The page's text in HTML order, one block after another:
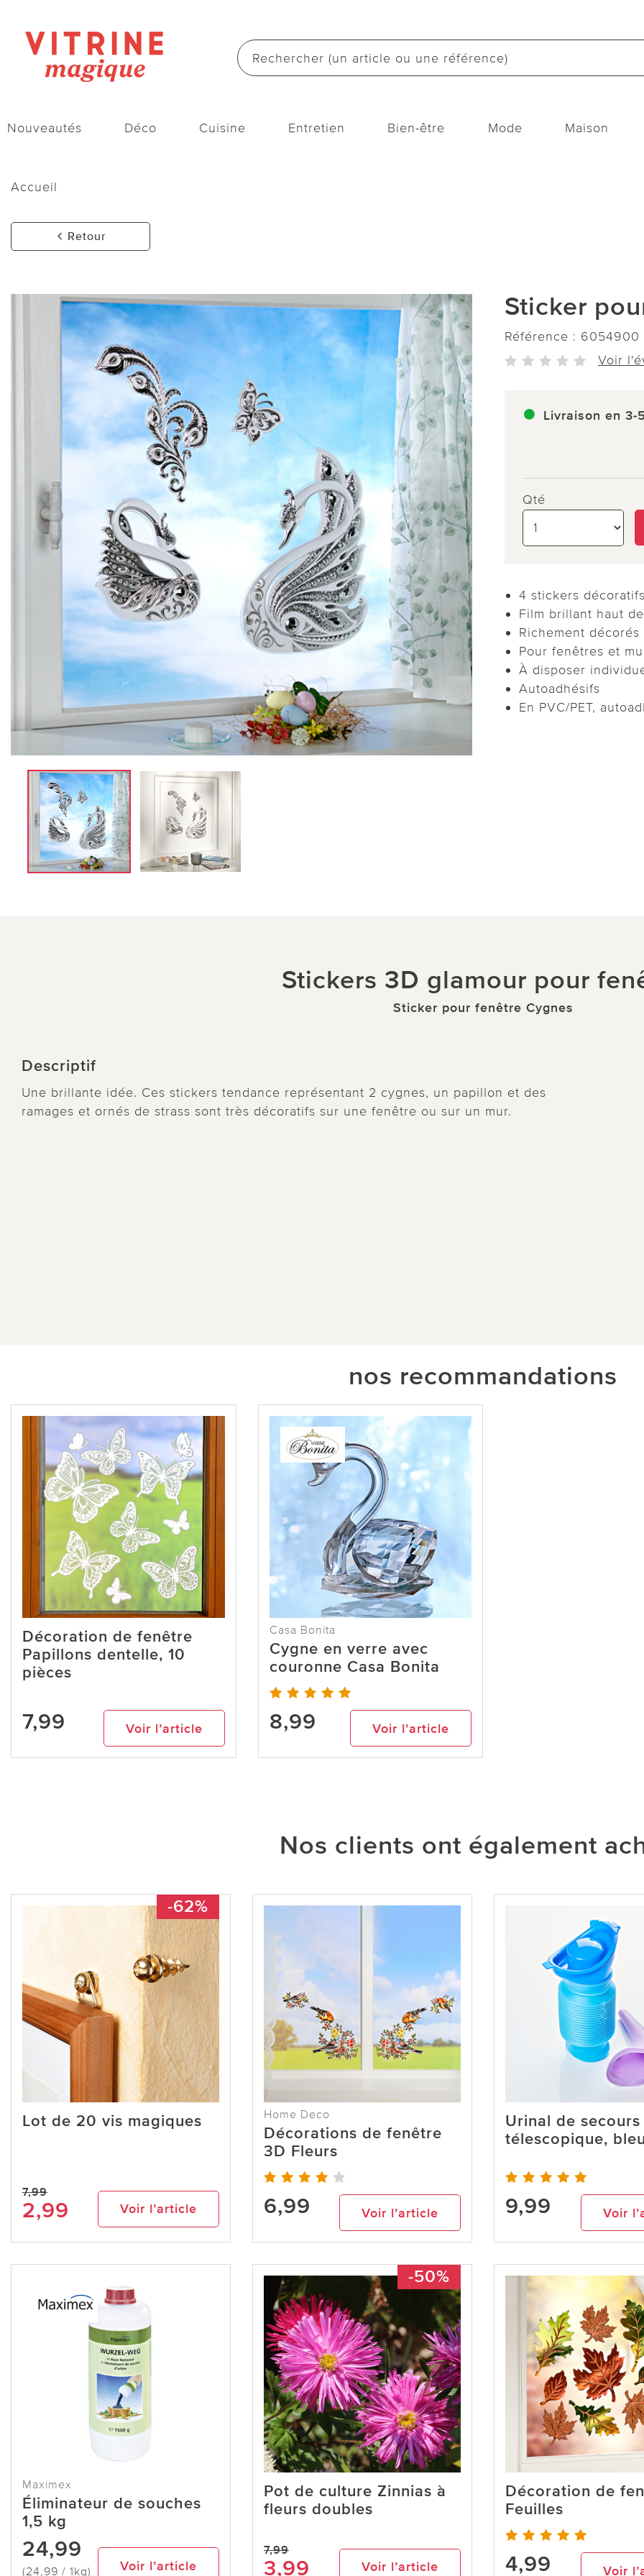
Nouveautés Déco Cuisine Entretien Bien-être Mode Maison
Accueil
Retour
Sticker
Référence : 6054900
Voir
Livraison en 3-
Qté
4 stickers
Film brillant haut
Richement décorés
Pour fenêtres et
À disposer
Autoadhésifs
En PVC/PET,
Stickers 3D glamour pour
Sticker pour fenêtre Cygnes
Descriptif
Une brillante idée. Ces stickers tendance représentant 2 cygnes, un papillon et des
ramages et ornés de strass sont très décoratifs sur une fenêtre ou sur un mur.
nos recommandations
Décoration de fenêtre
Papillons dentelle, 10
pièces
7,99 Voir l’article
Casa Bonita
Cygne en verre avec
couronne Casa Bonita
8,99 Voir l’article
Nos clients ont également
-62%
Lot de 20 vis magiques
7,99
2,99 Voir l’article
Home Deco
Décorations de fenêtre
3D Fleurs
6,99 Voir l’article
Urinal de secours
télescopique,
9,99 Voir
Maximex
Éliminateur de souches
1,5 kg
24,99
(24,99 / 1kg) Voir l’article
-50%
Pot de culture Zinnias à
fleurs doubles
7,99
3,99 Voir l’article
Décoration de
Feuilles
4,99 Voir